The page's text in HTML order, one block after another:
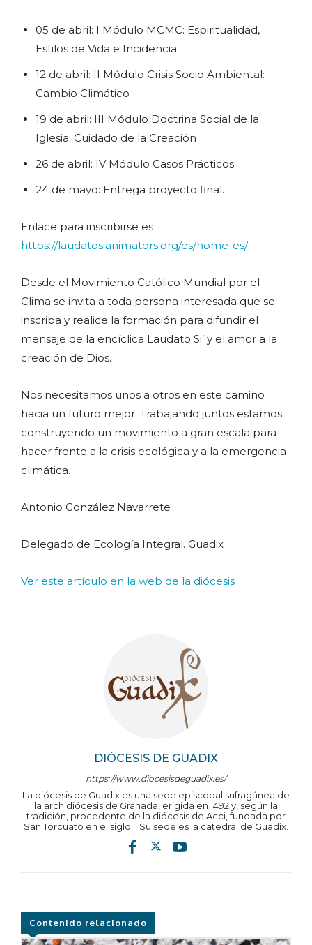
DIÓCESIS DE GUADIX
https://www.diocesisdeguadix.es/
La diócesis de Guadix es una sede episcopal sufragánea de
la archidiócesis de Granada, erigida en 1492 y, según la
tradición, procedente de la diócesis de Acci, fundada por
San Torcuato en el siglo I. Su sede es la catedral de Guadix.
05 de abril: I Módulo MCMC: Espiritualidad,
Estilos de Vida e Incidencia
12 de abril: II Módulo Crisis Socio Ambiental:
Cambio Climático
19 de abril: III Módulo Doctrina Social de la
Iglesia: Cuidado de la Creación
26 de abril: IV Módulo Casos Prácticos
24 de mayo: Entrega proyecto final.
Enlace para inscribirse es
https://laudatosianimators.org/es/home-es/
Desde el Movimiento Católico Mundial por el
Clima se invita a toda persona interesada que se
inscriba y realice la formación para difundir el
mensaje de la encíclica Laudato Si’ y el amor a la
creación de Dios.
Nos necesitamos unos a otros en este camino
hacia un futuro mejor. Trabajando juntos estamos
construyendo un movimiento a gran escala para
hacer frente a la crisis ecológica y a la emergencia
climática.
Antonio González Navarrete
Delegado de Ecología Integral. Guadix
Ver este artículo en la web de la diócesis
Contenido relacionado